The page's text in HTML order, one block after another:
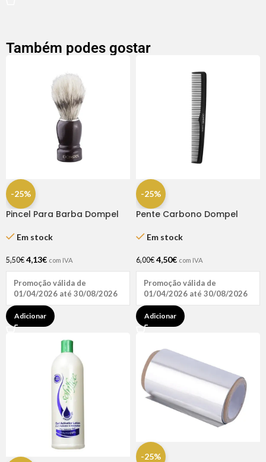
Também podes gostar
-25%
Pincel Para Barba Dompel
Em stock
5,50€ 4,13€ com IVA
Promoção válida de
01/04/2026 até 30/08/2026
Adicionar
-25%
Pente Carbono Dompel
Em stock
6,00€ 4,50€ com IVA
Promoção válida de
01/04/2026 até 30/08/2026
Adicionar
-25%